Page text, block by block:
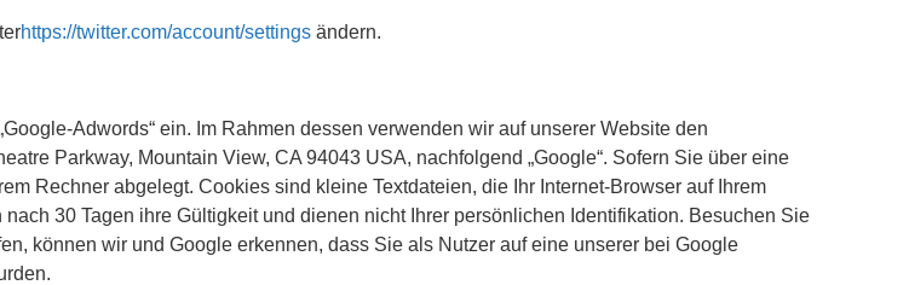
https://twitter.com/account/settings ändern.
Adwords“ ein. Im Rahmen dessen verwenden wir auf unserer Website den
Parkway, Mountain View, CA 94043 USA, nachfolgend „Google“. Sofern Sie über eine
Rechner abgelegt. Cookies sind kleine Textdateien, die Ihr Internet-Browser auf Ihrem
30 Tagen ihre Gültigkeit und dienen nicht Ihrer persönlichen Identifikation. Besuchen Sie
können wir und Google erkennen, dass Sie als Nutzer auf eine unserer bei Google